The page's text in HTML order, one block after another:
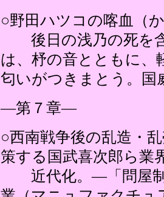
○野田ハツコの喀血（
後日の浅乃の死を含
は、杼の音とともに
匂いがつきまとう。国
―第７章―
○西南戦争後の乱造・
策する国武喜次郎ら
近代化。―「問屋制